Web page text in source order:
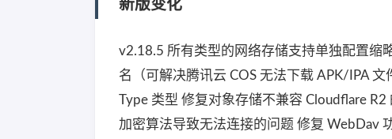
新版变化
v2.18.5 所有类型的网络存储支持单独配置缩
名（可解决腾讯云 COS 无法下载 APK/IPA
Type 类型 修复对象存储不兼容 Cloudflare
加密算法导致无法连接的问题 修复 WebDav